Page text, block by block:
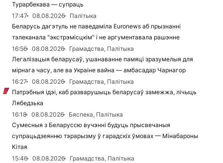
Турарбекава — супраць
17:47
08.08.2026
Палітыка
Беларусь дагэтуль не паведаміла Euronews аб прызнанні
тэлеканала "экстрэмісцкім" і не аргументавала рашэнне
16:56
08.08.2026
Грамадства, Палітыка
Легалізацыя беларусаў, ушанаванне памяці зразумелыя для
мірнага часу, але ва Украіне вайна — амбасадар Чарнагор
16:27
08.08.2026
Грамадства, Палітыка
Патрэбныя ідэі, каб разварушыць беларусаў замежжа, лічыць
Лябедзька
16:18
08.08.2026
Бяспека, Палітыка
Сумесныя з Беларуссю вучэнні будуць прысвечаныя
супрацьдзеянню тэрарызму ў гарадскіх ўмовах — Мінабароны
Кітая
15:46
08.08.2026
Грамадства, Палітыка